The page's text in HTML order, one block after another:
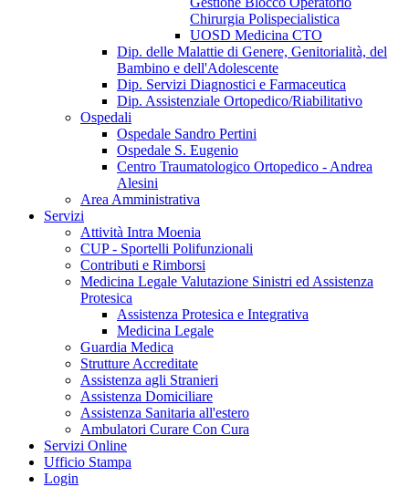
Chirurgia Polispecialistica
UOSD Medicina CTO
Dip. delle Malattie di Genere, Genitorialità, del
Bambino e dell'Adolescente
Dip. Servizi Diagnostici e Farmaceutica
Dip. Assistenziale Ortopedico/Riabilitativo
Ospedali
Ospedale Sandro Pertini
Ospedale S. Eugenio
Centro Traumatologico Ortopedico - Andrea
Alesini
Area Amministrativa
Servizi
Attività Intra Moenia
CUP - Sportelli Polifunzionali
Contributi e Rimborsi
Medicina Legale Valutazione Sinistri ed Assistenza
Protesica
Assistenza Protesica e Integrativa
Medicina Legale
Guardia Medica
Strutture Accreditate
Assistenza agli Stranieri
Assistenza Domiciliare
Assistenza Sanitaria all'estero
Ambulatori Curare Con Cura
Servizi Online
Ufficio Stampa
Login